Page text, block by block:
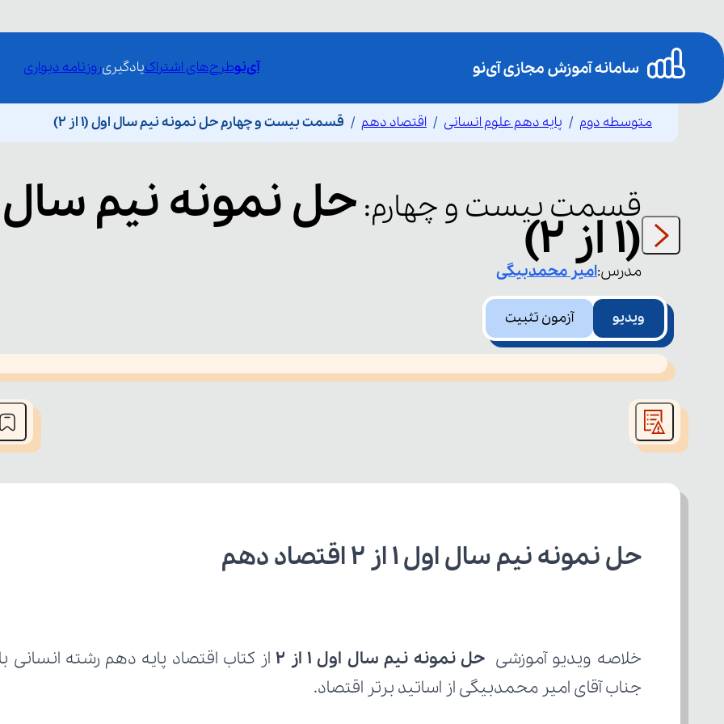
آی‌نوطرح‌های اشتراکیادگیریروزنامه دیواری
متوسطه دوم پایه دهم علوم انسانی اقتصاد دهم قسمت بیست و چهارم حل نمونه نیم سال اول (1 از 2)
قسمت بیست و چهارم:حل نمونه نیم
(1 از 2)
مدرس:امیر محمدبیگی
ویدیو آزمون تثبیت
This
is
window.
حل نمونه نیم سال اول 1 از 2 اقتصاد دهم
خلاصه ویدیو آموزشی حل نمونه نیم سال اول 1 از 2
جناب آقای امیر محمدبیگی از اساتید برتر اقتصاد.